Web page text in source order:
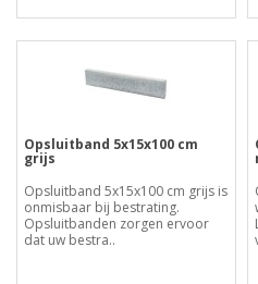
Opsluitband 5x15x100 cm
grijs
Opsluitband 5x15x100 cm grijs is
onmisbaar bij bestrating.
Opsluitbanden zorgen ervoor
dat uw bestra..